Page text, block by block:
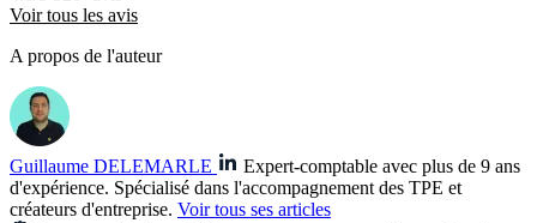
Voir tous les avis
A propos de l'auteur
Guillaume DELEMARLE
Expert-comptable avec plus de 9 ans
d'expérience. Spécialisé dans l'accompagnement des TPE et
créateurs d'entreprise. Voir tous ses articles